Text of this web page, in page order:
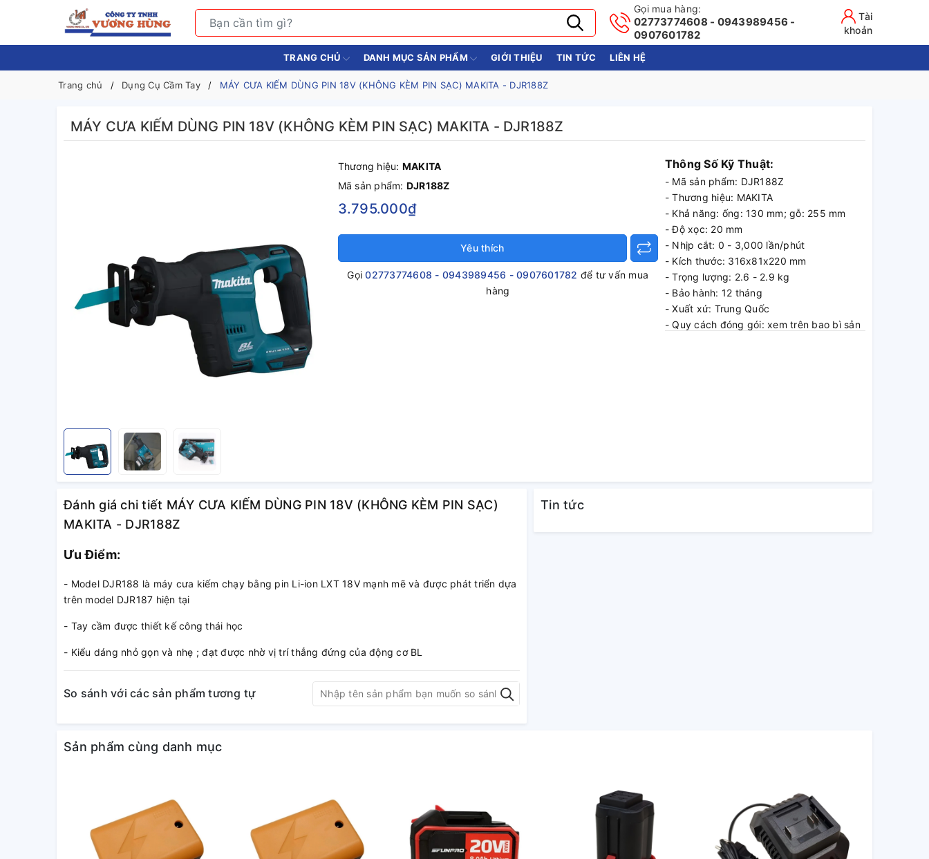
Gọi mua hàng:
02773774608 - 0943989456 -
0907601782
Tài
khoản
TRANG CHỦ DANH MỤC SẢN PHẨM GIỚI THIỆU TIN TỨC LIÊN HỆ
Trang chủ Dụng Cụ Cầm Tay MÁY CƯA KIẾM DÙNG PIN 18V (KHÔNG KÈM PIN SẠC) MAKITA - DJR188Z
MÁY CƯA KIẾM DÙNG PIN 18V (KHÔNG KÈM PIN SẠC) MAKITA - DJR188Z
Thương hiệu: MAKITA
Mã sản phẩm: DJR188Z
3.795.000₫
Yêu thích
Gọi02773774608 - 0943989456 - 0907601782 để tư vấn mua
hàng
Thông Số Kỹ Thuật:
- Mã sản phẩm: DJR188Z
- Thương hiệu: MAKITA
- Khả năng: ống: 130 mm; gỗ: 255 mm
- Độ xọc: 20 mm
- Nhịp cắt: 0 - 3,000 lần/phút
- Kích thước: 316x81x220 mm
- Trọng lượng: 2.6 - 2.9 kg
- Bảo hành: 12 tháng
- Xuất xứ: Trung Quốc
- Quy cách đóng gói: xem trên bao bì sản
Đánh giá chi tiết MÁY CƯA KIẾM DÙNG PIN 18V (KHÔNG KÈM PIN SẠC)
MAKITA - DJR188Z
Ưu Điểm:
- Model DJR188 là máy cưa kiếm chạy bằng pin Li-ion LXT 18V mạnh mẽ và được phát triển dựa
trên model DJR187 hiện tại
- Tay cầm được thiết kế công thái học
- Kiểu dáng nhỏ gọn và nhẹ ; đạt được nhờ vị trí thẳng đứng của động cơ BL
So sánh với các sản phẩm tương tự
Tin tức
Sản phẩm cùng danh mục